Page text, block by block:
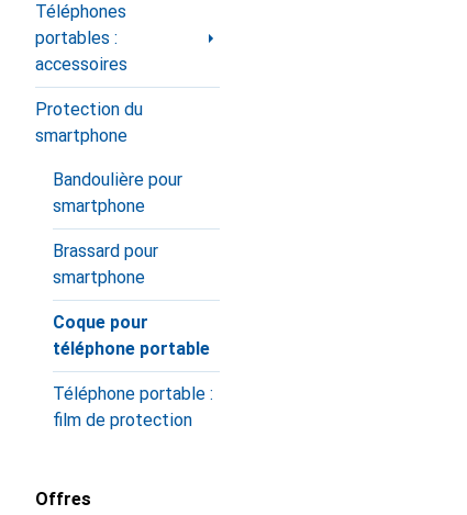
Téléphones
portables :
accessoires
Protection du
smartphone
Bandoulière pour
smartphone
Brassard pour
smartphone
Coque pour
téléphone portable
Téléphone portable :
film de protection
Offres